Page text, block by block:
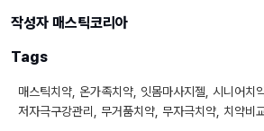
작성자 매스틱코리아
Tags
매스틱치약, 온가족치약, 잇몸마사지젤, 시니어치
저자극구강관리, 무거품치약, 무자극치약, 치약비